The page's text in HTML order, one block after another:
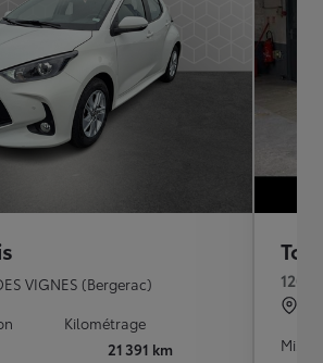
VIGNES (Bergerac)
Kilométrage
21 391 km
120
Mise